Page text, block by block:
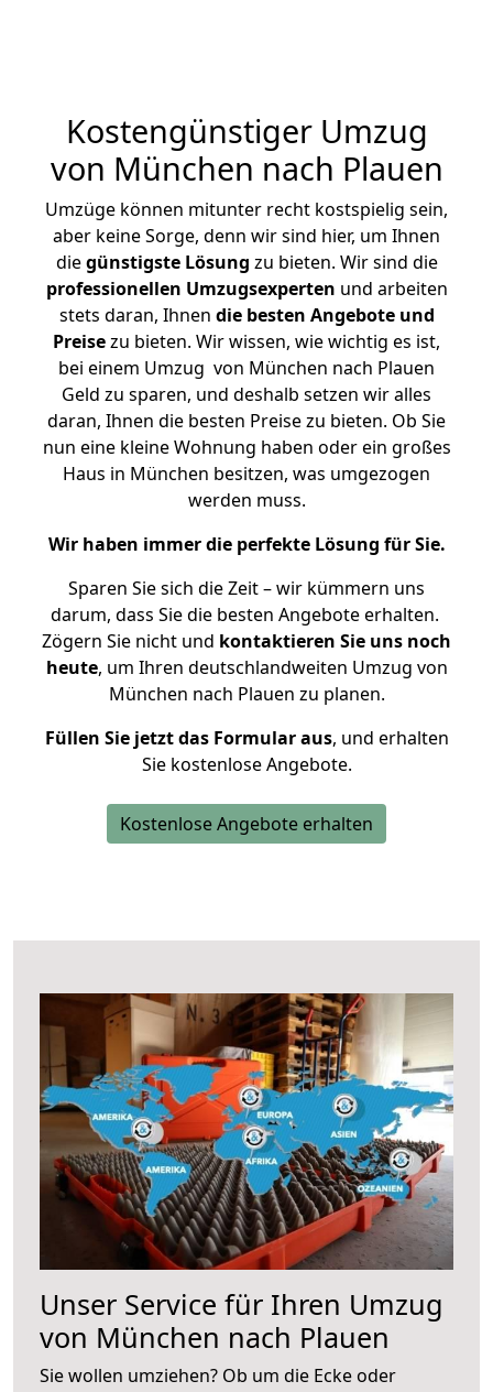
Kostengünstiger Umzug
von München nach Plauen
Umzüge können mitunter recht kostspielig sein,
aber keine Sorge, denn wir sind hier, um Ihnen
diegünstigste Lösung zu bieten. Wir sind die
professionellen Umzugsexperten und arbeiten
stets daran, Ihnen die besten Angebote und
Preisezu bieten. Wir wissen, wie wichtig es ist,
bei einem Umzug von München nach Plauen
Geld zu sparen, und deshalb setzen wir alles
daran, Ihnen die besten Preise zu bieten. Ob Sie
nun eine kleine Wohnung haben oder ein großes
Haus in München besitzen, was umgezogen
werden muss.
Wir haben immer die perfekte Lösung für Sie.
Sparen Sie sich die Zeit – wir kümmern uns
darum, dass Sie die besten Angebote erhalten.
Zögern Sie nicht und kontaktieren Sie uns noch
heute, um Ihren deutschlandweiten Umzug von
München nach Plauen zu planen.
Füllen Sie jetzt das Formular aus, und erhalten
Sie kostenlose Angebote.
Kostenlose Angebote erhalten
Unser Service für Ihren Umzug
von München nach Plauen
Sie wollen umziehen? Ob um die Ecke oder